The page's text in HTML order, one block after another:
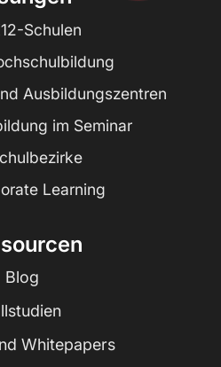
Schulen
Ausbildungszentren
im Seminar
Learning
Blog
Whitepapers